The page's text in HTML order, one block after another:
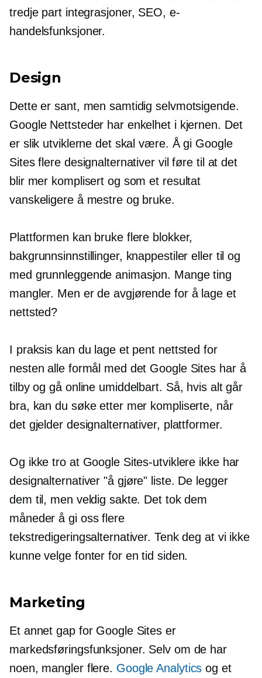
tredje partintegrasjoner, SEO, e-
handelsfunksjoner.
Design
Dette er sant, men samtidig selvmotsigende.
Google Nettsteder har enkelhet i kjernen. Det
er slik utviklerne det skal være. Å gi Google
Sites flere designalternativer vil føre til at det
blir mer komplisert og som et resultat
vanskeligere å mestre og bruke.
Plattformen kan bruke flere blokker,
bakgrunnsinnstillinger, knappestiler eller til og
med grunnleggende animasjon. Mange ting
mangler. Men er de avgjørende for å lage et
nettsted?
I praksis kan du lage et pent nettsted for
nesten alle formål med det Google Sites har å
tilby og gå online umiddelbart. Så, hvis alt går
bra, kan du søke etter mer kompliserte, når
det gjelder designalternativer, plattformer.
Og ikke tro at Google Sites-utviklere ikke har
designalternativer"å gjøre" liste. De legger
dem til, men veldig sakte. Det tok dem
måneder å gi oss flere
tekstredigeringsalternativer. Tenk deg at vi ikke
kunne velge fonter for en tid siden.
Marketing
Et annet gap for Google Sites er
markedsføringsfunksjoner. Selv om de har
noen, mangler flere. Google Analytics og et